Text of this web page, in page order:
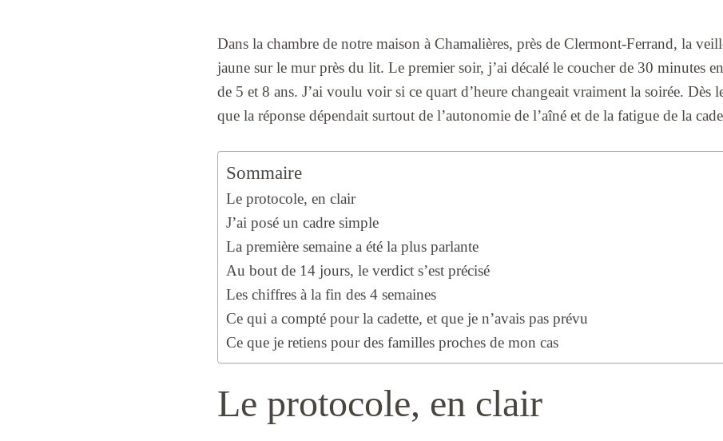
Dans la chambre de notre maison à Chamalières, près de Clermont-Ferrand, la
jaune sur le mur près du lit. Le premier soir, j’ai décalé le coucher de 30 minutes
de 5 et 8 ans. J’ai voulu voir si ce quart d’heure changeait vraiment la soirée. Dès
que la réponse dépendait surtout de l’autonomie de l’aîné et de la fatigue de la
Sommaire
Le protocole, en clair
J’ai posé un cadre simple
La première semaine a été la plus parlante
Au bout de 14 jours, le verdict s’est précisé
Les chiffres à la fin des 4 semaines
Ce qui a compté pour la cadette, et que je n’avais pas prévu
Ce que je retiens pour des familles proches de mon cas
Le protocole, en clair